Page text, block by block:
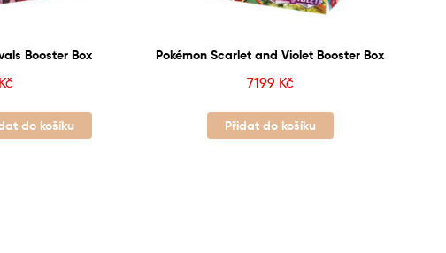
Booster Box
Kč
do košíku
Pokémon Scarlet and Violet Booster Box
7199 Kč
Přidat do košíku